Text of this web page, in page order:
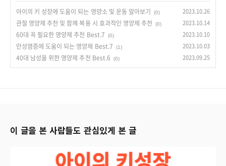
아이의 키 성장에 도움이 되는 영양소 및 운동 알아보기 (0) 2023.10.26
관절 영양제 추천 및 함께 복용 시 효과적인 영양제 추천 (0) 2023.10.14
60대 꼭 필요한 영양제 추천 Best.7 (0) 2023.10.10
만성염증에 도움이 되는 영양제 Best.7 (1) 2023.10.03
40대 남성을 위한 영양제 추천 Best.6 (0) 2023.09.25
이 글을 본 사람들도 관심있게 본 글